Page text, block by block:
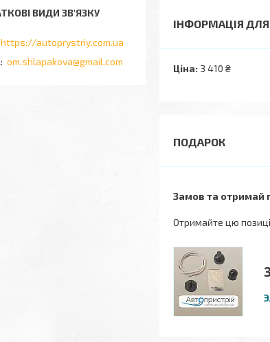
ІНФОРМАЦІЯ
Ціна: 3 410 ₴
Замов та отримай
Отримайте цю
https://autoprystriy.com.ua
om.shlapakova@gmail.com